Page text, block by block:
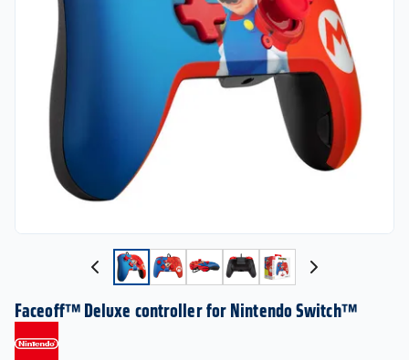
Faceoff™ Deluxe controller for Nintendo Switch™